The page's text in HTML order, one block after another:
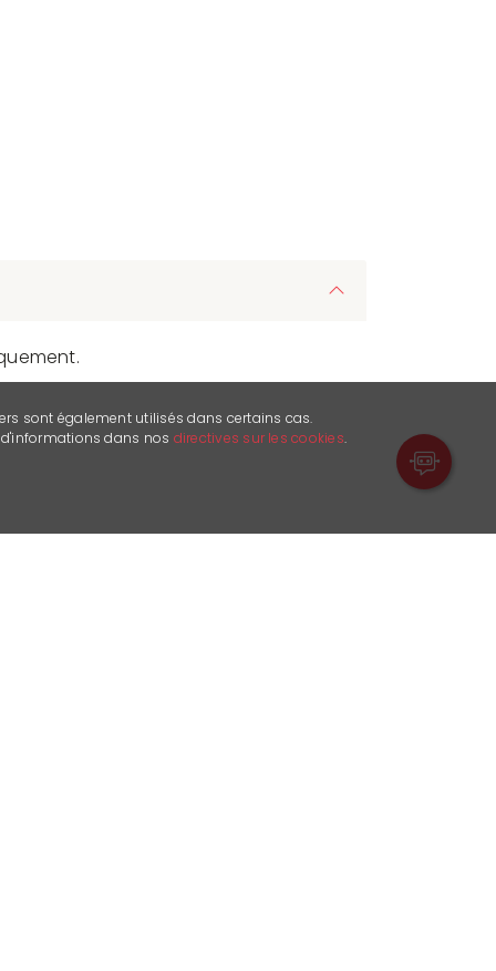
sont également utilisés dans certains cas.
dans nos directives sur les cookies.